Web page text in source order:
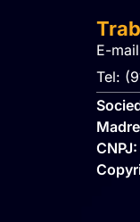
E-
Tel: